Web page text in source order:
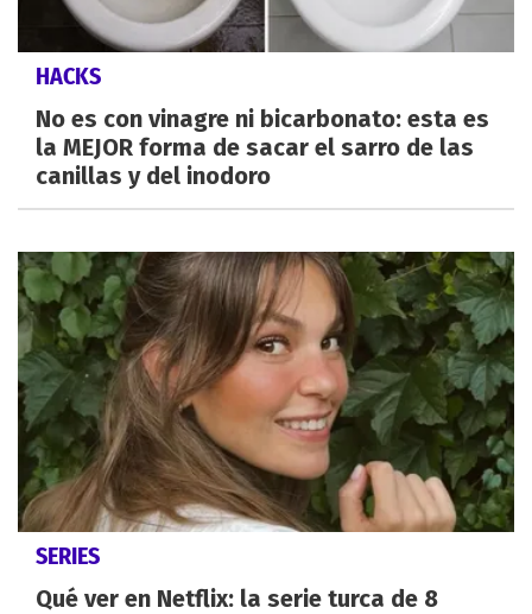
HACKS
No es con vinagre ni bicarbonato: esta es
la MEJOR forma de sacar el sarro de las
canillas y del inodoro
SERIES
Qué ver en Netflix: la serie turca de 8